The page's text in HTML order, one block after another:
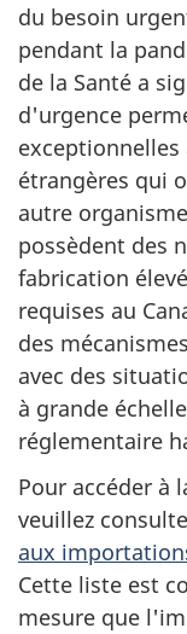
du besoin
pendant la
de la Santé a
d'urgence
exceptionnelles
étrangères qui
autre
possèdent des
fabrication
requises au
des
avec des
à grande
réglementaire
Pour accéder à
veuillez
aux
Cette liste est
mesure que